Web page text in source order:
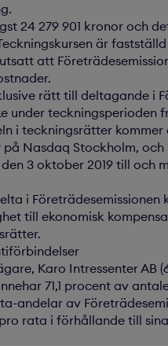
24 279 901 kronor och
är
att
rätt till deltagande i
under
i teckningsrätter
på Nasdaq Stockholm,
3 oktober 2019 till och
i
till ekonomisk
Karo Intressenter AB
71,1 procent av
andelar av
rata i förhållande till